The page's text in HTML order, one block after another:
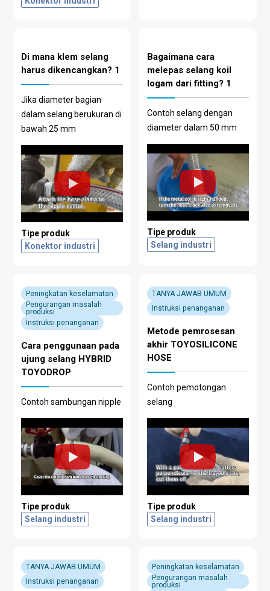
Di mana klem selang
harus dikencangkan? 1
Jika diameter bagian
dalam selang berukuran di
bawah 25 mm
Tipe produk
Konektor industri
Bagaimana cara
melepas selang koil
logam dari fitting? 1
Contoh selang dengan
diameter dalam 50 mm
Tipe produk
Selang industri
Peningkatan keselamatan
Pengurangan masalah
produksi
Instruksi penanganan
Cara penggunaan pada
ujung selang HYBRID
TOYODROP
Contoh sambungan nipple
Tipe produk
Selang industri
TANYA JAWAB UMUM
Instruksi penanganan
Metode pemrosesan
akhir TOYOSILICONE
HOSE
Contoh pemotongan
selang
Tipe produk
Selang industri
TANYA JAWAB UMUM
Instruksi penanganan
Peningkatan keselamatan
Pengurangan masalah
produksi